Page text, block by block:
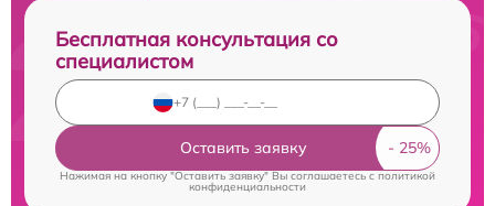
Бесплатная консультация со
специалистом
Оставить заявку
Нажимая на кнопку "Оставить заявку" Вы соглашаетесь cполитикой
конфиденциальности